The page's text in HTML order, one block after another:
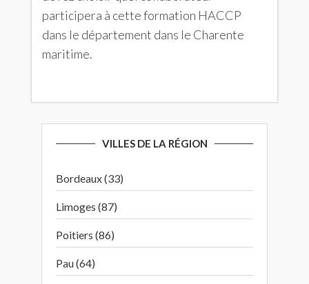
participera à cette formation HACCP
dans le département dans le Charente
maritime.
VILLES DE LA RÉGION
Bordeaux (33)
Limoges (87)
Poitiers (86)
Pau (64)